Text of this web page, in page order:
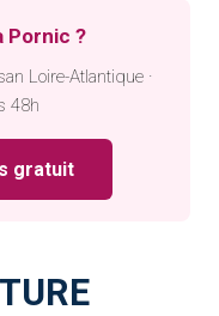
Pornic ?
Loire-Atlantique ·
48h
gratuit